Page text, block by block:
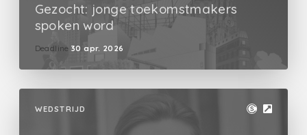
Gezocht: jonge toekomstmakers
spoken word
Deadline 30 apr. 2026
WEDSTRIJD